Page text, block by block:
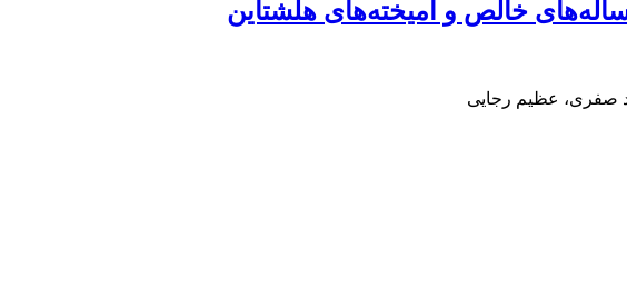
خالص و آمیخته‌های هلشتاین
صفری، عظیم رجایی